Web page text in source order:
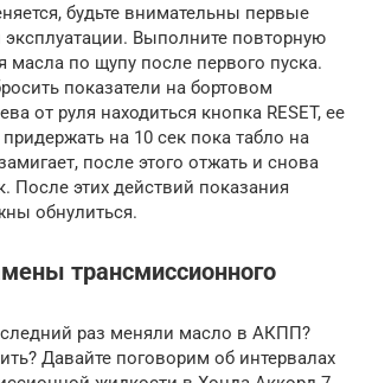
будьте внимательны первые
эксплуатации. Выполните повторную
масла по щупу после первого пуска.
показатели на бортовом
от руля находиться кнопка RESET, ее
на 10 сек пока табло на
после этого отжать и снова
После этих действий показания
обнулиться.
трансмиссионного
раз меняли масло в АКПП?
Давайте поговорим об интервалах